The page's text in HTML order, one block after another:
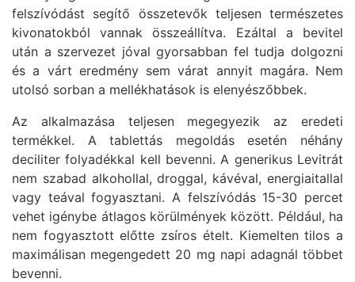
felszívódást segítő összetevők teljesen természetes
kivonatokból vannak összeállítva. Ezáltal a bevitel
után a szervezet jóval gyorsabban fel tudja dolgozni
és a várt eredmény sem várat annyit magára. Nem
utolsó sorban a mellékhatások is elenyészőbbek.
Az alkalmazása teljesen megegyezik az eredeti
termékkel. A tablettás megoldás esetén néhány
deciliter folyadékkal kell bevenni. A generikus Levitrát
nem szabad alkohollal, droggal, kávéval, energiaitallal
vagy teával fogyasztani. A felszívódás 15-30 percet
vehet igénybe átlagos körülmények között. Például, ha
nem fogyasztott előtte zsíros ételt. Kiemelten tilos a
maximálisan megengedett 20 mg napi adagnál többet
bevenni.